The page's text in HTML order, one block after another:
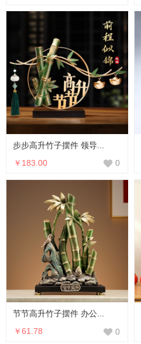
步步高升竹子摆件 领导...
￥183.00
0
节节高升竹子摆件 办公...
￥61.78
0